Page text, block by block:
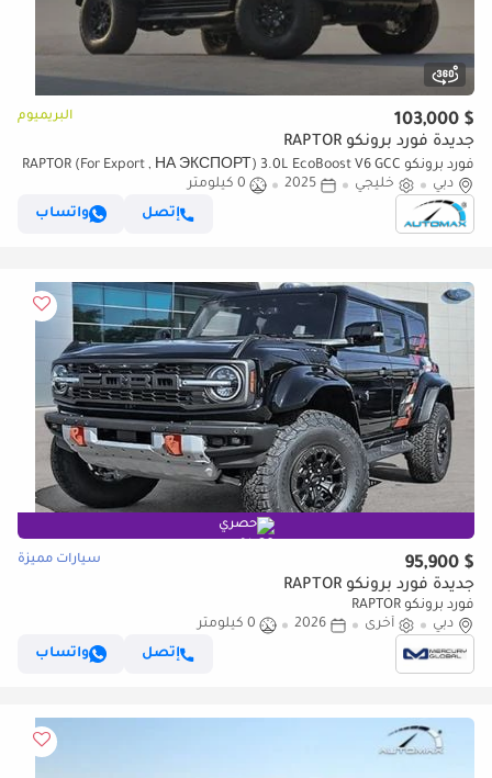
$ 103,000 البريميوم
جديدة فورد برونكو RAPTOR
فورد برونكو RAPTOR (For Export , НА ЭКСПОРТ) 3.0L EcoBoost V6 GCC
2025 Без пробега
دبي خليجي 2025
0 كيلومتر
إتصل
واتساب
حصري
$ 95,900 سيارات مميزة
جديدة فورد برونكو RAPTOR
فورد برونكو RAPTOR
دبي
أخرى 2026
0 كيلومتر
إتصل
واتساب